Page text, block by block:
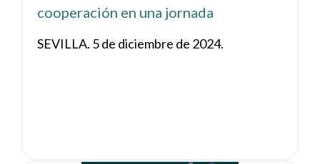
cooperación en una jornada
SEVILLA. 5 de diciembre de 2024.